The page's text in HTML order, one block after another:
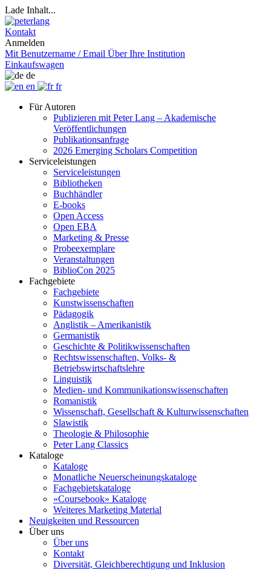
Lade Inhalt...
Kontakt
Anmelden
Mit Benutzername / Email Über Ihre Institution
Einkaufswagen
de
en
fr
Für Autoren
Publizieren mit Peter Lang – Akademische
Veröffentlichungen
Publikationsanfrage
2026 Emerging Scholars Competition
Serviceleistungen
Serviceleistungen
Bibliotheken
Buchhändler
E-books
Open Access
Open EBA
Marketing & Presse
Probeexemplare
Veranstaltungen
BiblioCon 2025
Fachgebiete
Fachgebiete
Kunstwissenschaften
Pädagogik
Anglistik – Amerikanistik
Germanistik
Geschichte & Politikwissenschaften
Rechtswissenschaften, Volks- &
Betriebswirtschaftslehre
Linguistik
Medien- und Kommunikationswissenschaften
Romanistik
Wissenschaft, Gesellschaft & Kulturwissenschaften
Slawistik
Theologie & Philosophie
Peter Lang Classics
Kataloge
Kataloge
Monatliche Neuerscheinungskataloge
Fachgebietskataloge
«Coursebook» Kataloge
Weiteres Marketing Material
Neuigkeiten und Ressourcen
Über uns
Über uns
Kontakt
Diversität, Gleichberechtigung und Inklusion